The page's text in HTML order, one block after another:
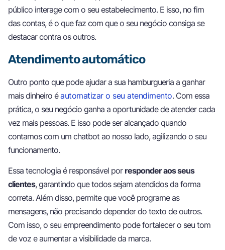
público interage com o seu estabelecimento. E isso, no fim
das contas, é o que faz com que o seu negócio consiga se
destacar contra os outros.
Atendimento automático
Outro ponto que pode ajudar a sua hamburgueria a ganhar
mais dinheiro éautomatizar o seu atendimento. Com essa
prática, o seu negócio ganha a oportunidade de atender cada
vez mais pessoas. E isso pode ser alcançado quando
contamos com um chatbot ao nosso lado, agilizando o seu
funcionamento.
Essa tecnologia é responsável por responder aos seus
clientes, garantindo que todos sejam atendidos da forma
correta. Além disso, permite que você programe as
mensagens, não precisando depender do texto de outros.
Com isso, o seu empreendimento pode fortalecer o seu tom
de voz e aumentar a visibilidade da marca.